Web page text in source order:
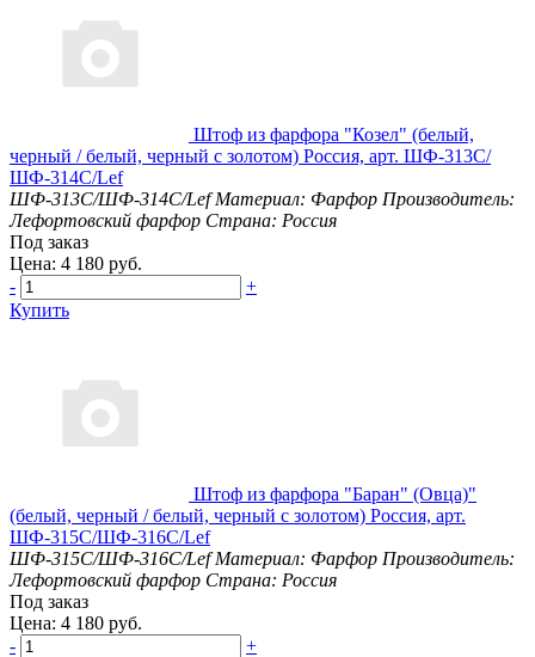
Штоф из фарфора "Козел" (белый,
черный / белый, черный с золотом) Россия, арт. ШФ-313С/
ШФ-314С/Lef
ШФ-313С/ШФ-314С/Lef Материал: Фарфор Производитель:
Лефортовский фарфор Страна: Россия
Под заказ
Цена: 4 180 руб.
-
+
Купить
Штоф из фарфора "Баран" (Овца)"
(белый, черный / белый, черный с золотом) Россия, арт.
ШФ-315С/ШФ-316С/Lef
ШФ-315С/ШФ-316С/Lef Материал: Фарфор Производитель:
Лефортовский фарфор Страна: Россия
Под заказ
Цена: 4 180 руб.
-
+